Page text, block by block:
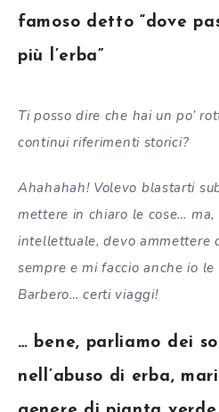
famoso detto “dove
più l’erba”
Ti posso dire che hai un po’
continui riferimenti storici?
Ahahahah! Volevo blastarti
mettere in chiaro le cose…
intellettuale, devo ammettere
sempre e mi faccio anche io
Barbero… certi viaggi!
… bene, parliamo dei
nell’abuso di erba,